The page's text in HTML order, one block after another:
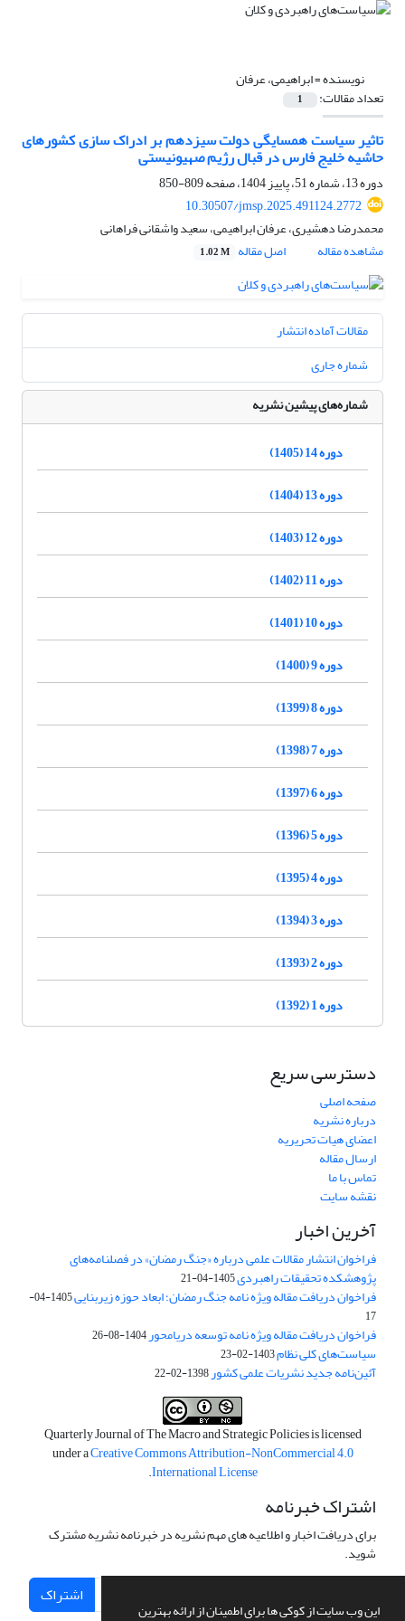
این وب سایت از کوکی ها برای اطمینان از ارائه بهترین
نویسنده =ابراهیمی، عرفان
تعداد مقالات: 1
تاثیر سیاست همسایگی دولت سیزدهم بر ادراک سازی کشورهای
حاشیه خلیج فارس در قبال رژیم صهیونیستی
دوره 13، شماره 51، پاییز 1404، صفحه
809-850
10.30507/jmsp.2025.491124.2772
محمدرضا دهشیری، عرفان ابراهیمی، سعید واشقانی فراهانی
مشاهده مقاله
اصل مقاله 1.02 M
مقالات آماده انتشار
شماره جاری
شماره‌های پیشین نشریه
دوره 14 (1405)
دوره 13 (1404)
دوره 12 (1403)
دوره 11 (1402)
دوره 10 (1401)
دوره 9 (1400)
دوره 8 (1399)
دوره 7 (1398)
دوره 6 (1397)
دوره 5 (1396)
دوره 4 (1395)
دوره 3 (1394)
دوره 2 (1393)
دوره 1 (1392)
دسترسی سریع
صفحه اصلی
درباره نشریه
اعضای هیات تحریریه
ارسال مقاله
تماس با ما
نقشه سایت
آخرین اخبار
فراخوان انتشار مقالات علمی درباره «جنگ رمضان» در فصلنامه‌های
پژوهشکده تحقیقات راهبردی1405-04-21
فراخوان دریافت مقاله ویژه نامه جنگ رمضان؛ ابعاد حوزه زیربنایی
1405-04-
17
فراخوان دریافت مقاله ویژه نامه توسعه دریامحور1404-08-26
سیاست‌های کلی نظام1403-02-23
آئین‌نامه جدید نشریات علمی کشور1398-02-22
Quarterly Journal of The Macro and Strategic Policies is licensed
under aCreative Commons Attribution-NonCommercial 4.0
International License
.
اشتراک خبرنامه
برای دریافت اخبار و اطلاعیه های مهم نشریه در خبرنامه نشریه مشترک
شوید.
اشتراک